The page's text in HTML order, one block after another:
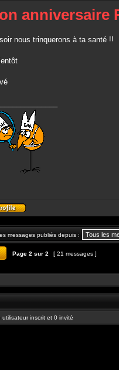
anniversaire
nous trinquerons à ta santé !!
Profil
messages publiés depuis :
Page 2 sur 2 [ 21 messages ]
inscrit et 0 invité